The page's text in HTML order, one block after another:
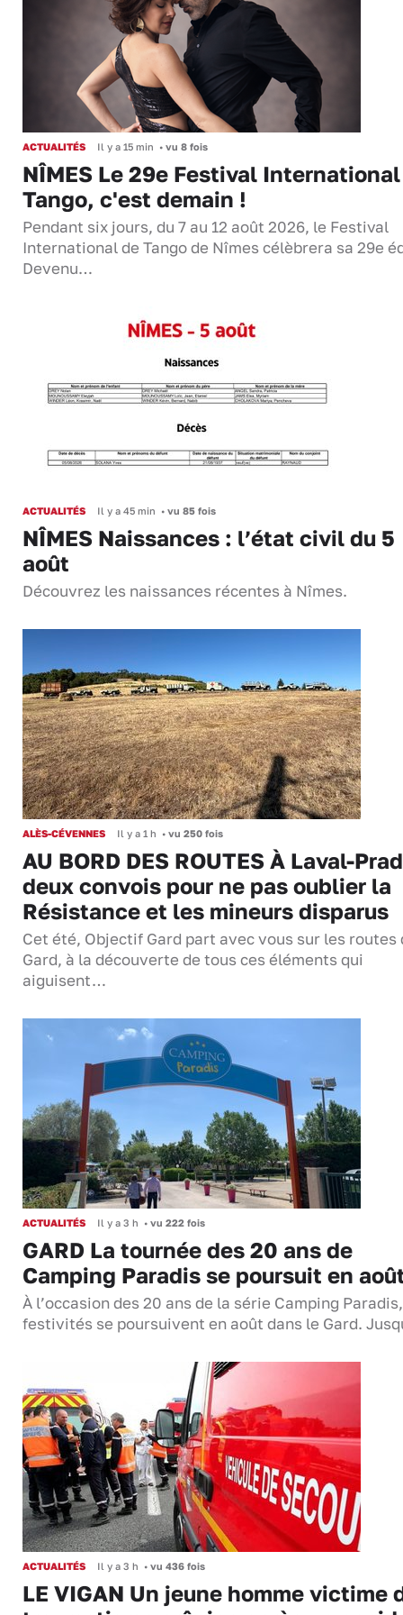
ACTUALITÉS Il y a 15 min • vu 8 fois
NÎMES Le 29e Festival
Tango, c'est demain !
Pendant six jours, du 7 au 12 août 2026, le Festival
International de Tango de Nîmes célèbrera sa 29e
Devenu…
ACTUALITÉS Il y a 45 min • vu 85 fois
NÎMES Naissances : l’état civil du 5
août
Découvrez les naissances récentes à Nîmes.
ALÈS-CÉVENNES Il y a 1 h • vu 250 fois
AU BORD DES ROUTES À Laval-
deux convois pour ne pas oublier la
Résistance et les mineurs disparus
Cet été, Objectif Gard part avec vous sur les routes
Gard, à la découverte de tous ces éléments qui
aiguisent…
ACTUALITÉS Il y a 3 h • vu 222 fois
GARD La tournée des 20 ans de
Camping Paradis se poursuit en
À l’occasion des 20 ans de la série Camping
festivités se poursuivent en août dans le Gard.
ACTUALITÉS Il y a 3 h • vu 436 fois
LE VIGAN Un jeune homme victime